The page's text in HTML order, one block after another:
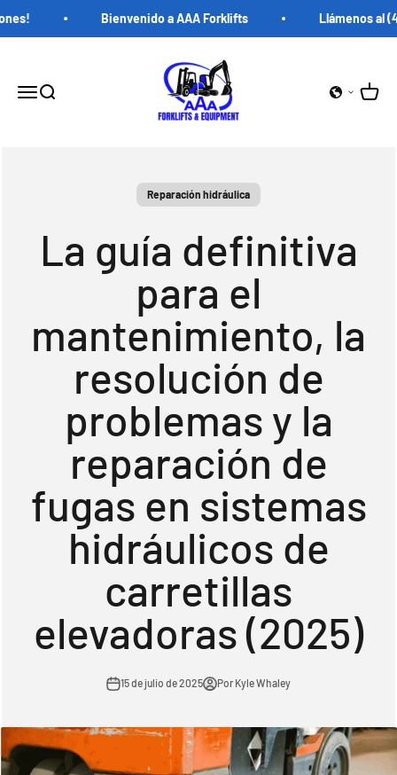
Bienvenido a AAA Forklifts Llámenos al
Abrir menú de navegación
abrir búsqueda
Carretillas elevadoras AAA
Reparación hidráulica
La guía definitiva
para el
mantenimiento, la
resolución de
problemas y la
reparación de
fugas en sistemas
hidráulicos de
carretillas
elevadoras (2025)
15 de julio de 2025 Por Kyle Whaley